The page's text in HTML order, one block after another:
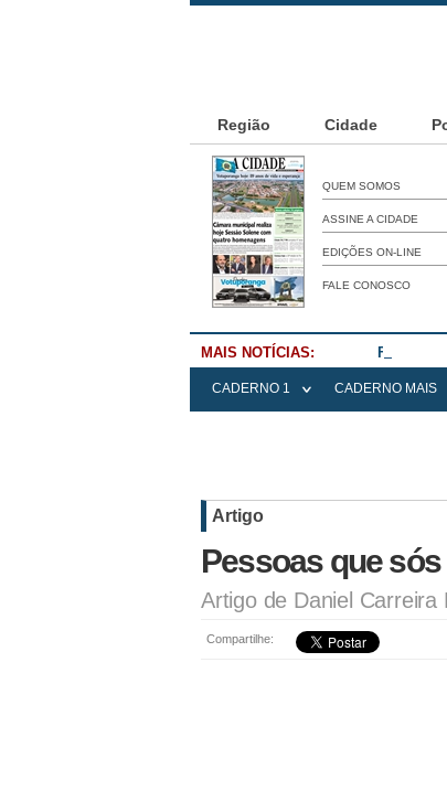
Região Cidade
QUEM SOMOS
ASSINE A CIDADE
EDIÇÕES ON-LINE
FALE CONOSCO
MAIS NOTÍCIAS: Falece
CADERNO 1 CADERNO MAIS
Artigo
Pessoas que
Artigo de Daniel Carreira
Compartilhe: